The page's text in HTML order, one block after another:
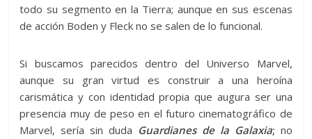
todo su segmento en la Tierra; aunque en sus escenas
de acción Boden y Fleck no se salen de lo funcional.
Si buscamos parecidos dentro del Universo Marvel,
aunque su gran virtud es construir a una heroína
carismática y con identidad propia que augura ser una
presencia muy de peso en el futuro cinematográfico de
Marvel, sería sin duda Guardianes de la Galaxia; no